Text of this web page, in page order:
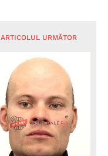
ARTICOLUL URMĂTOR